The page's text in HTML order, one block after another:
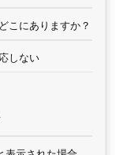
こにありますか？
しない